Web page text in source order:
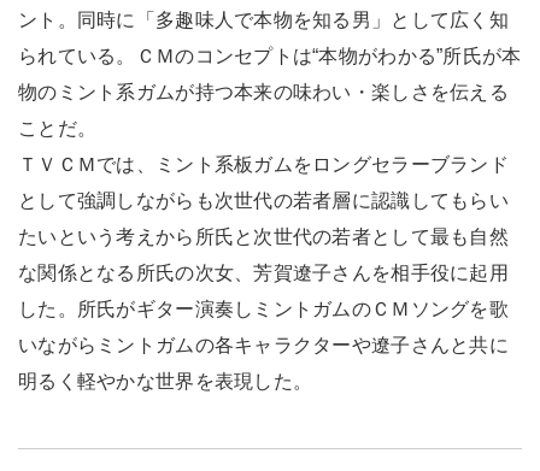
ント。同時に「多趣味人で本物を知る男」として広く知
られている。ＣＭのコンセプトは“本物がわかる”所氏が本
物のミント系ガムが持つ本来の味わい・楽しさを伝える
ことだ。
ＴＶＣＭでは、ミント系板ガムをロングセラーブランド
として強調しながらも次世代の若者層に認識してもらい
たいという考えから所氏と次世代の若者として最も自然
な関係となる所氏の次女、芳賀遼子さんを相手役に起用
した。所氏がギター演奏しミントガムのＣＭソングを歌
いながらミントガムの各キャラクターや遼子さんと共に
明るく軽やかな世界を表現した。